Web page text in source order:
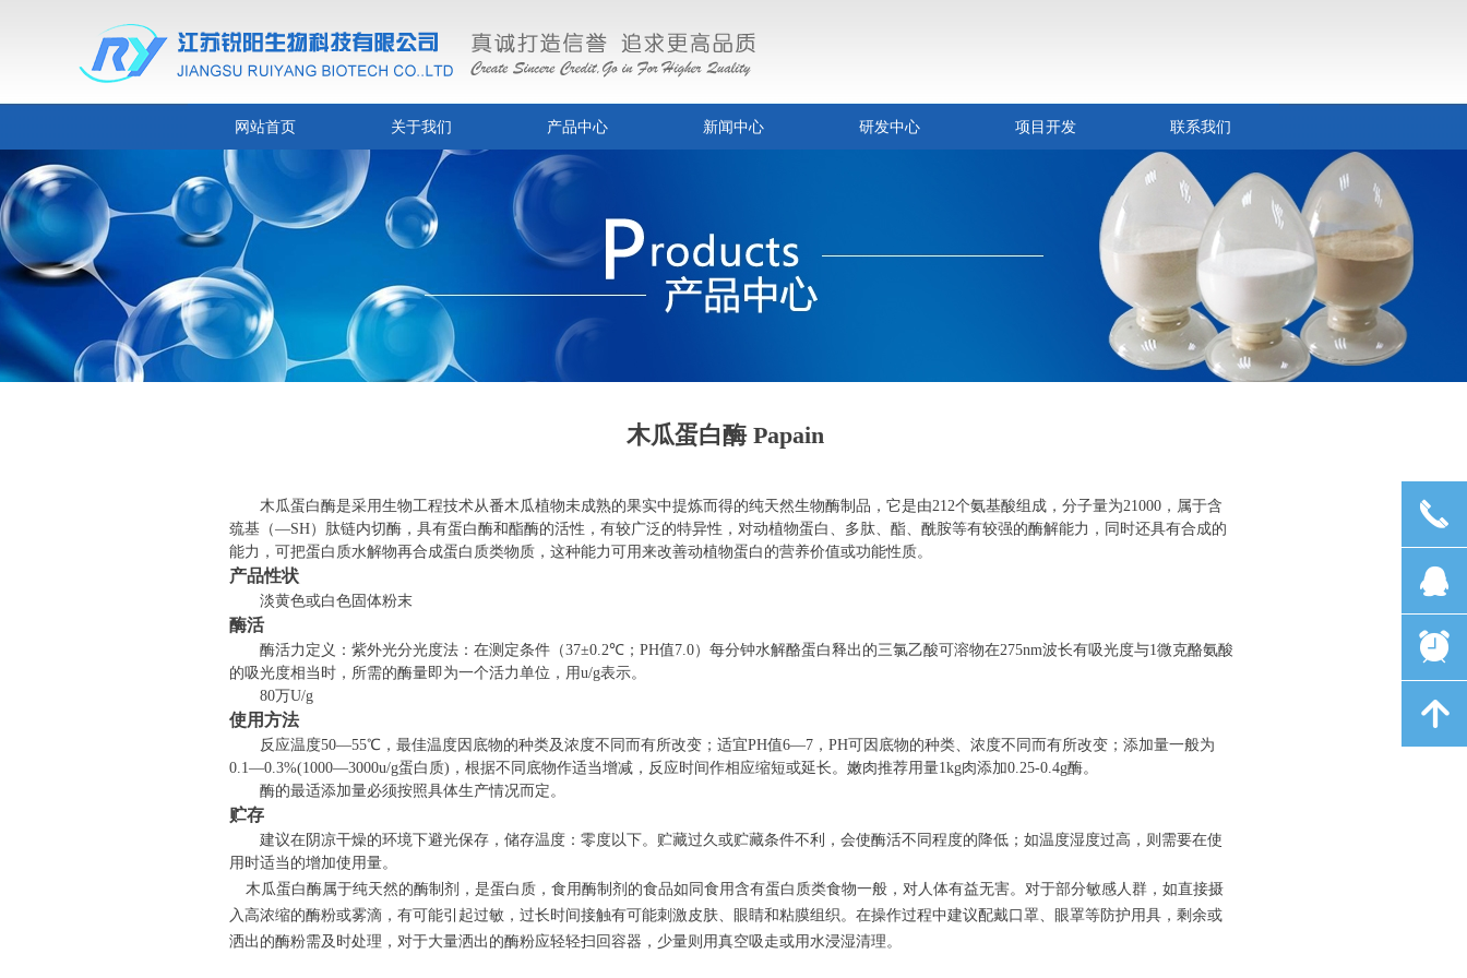
网站首页 关于我们 产品中心 新闻中心 研发中心 项目开发 联系我们
木瓜蛋白酶 Papain
木瓜蛋白酶是采用生物工程技术从番木瓜植物未成熟的果实中提炼而得的纯天然生物酶制品，它是由212个氨基酸组成，分子量为21000 ，属于含
巯基（—SH）肽链内切酶，具有蛋白酶和酯酶的活性，有较广泛的特异性，对动植物蛋白、多肽、酯、酰胺等有较强的酶解能力，同时还具有合成的
能力，可把蛋白质水解物再合成蛋白质类物质，这种能力可用来改善动植物蛋白的营养价值或功能性质。
产品性状
淡黄色或白色固体粉末
酶活
酶活力定义：紫外光分光度法：在测定条件（37±0.2℃； PH值7.0）每分钟水解酪蛋白释出的三氯乙酸可溶物在275nm波长有吸光度与1微克酪氨酸
的吸光度相当时，所需的酶量即为一个活力单位，用u/g表示。
80万U/g
使用方法
反应温度50—55℃，最佳温度因底物的种类及浓度不同而有所改变；适宜PH值6—7 ， PH可因底物的种类、浓度不同而有所改变；添加量一般为
0.1—0.3%(1000—3000u/g蛋白质) ，根据不同底物作适当增减，反应时间作相应缩短或延长。嫩肉推荐用量1kg肉添加0.25-0.4g酶。
酶的最适添加量必须按照具体生产情况而定。
贮存
建议在阴凉干燥的环境下避光保存，储存温度：零度以下。贮藏过久或贮藏条件不利，会使酶活不同程度的降低；如温度湿度过高，则需要在使
用时适当的增加使用量。
木瓜蛋白酶属于纯天然的酶制剂，是蛋白质，食用酶制剂的食品如同食用含有蛋白质类食物一般，对人体有益无害。对于部分敏感人群，如直接摄
入高浓缩的酶粉或雾滴，有可能引起过敏，过长时间接触有可能刺激皮肤、眼睛和粘膜组织。在操作过程中建议配戴口罩、眼罩等防护用具，剩余或
洒出的酶粉需及时处理，对于大量洒出的酶粉应轻轻扫回容器，少量则用真空吸走或用水浸湿清理。
끅
뀩
뀥
녕